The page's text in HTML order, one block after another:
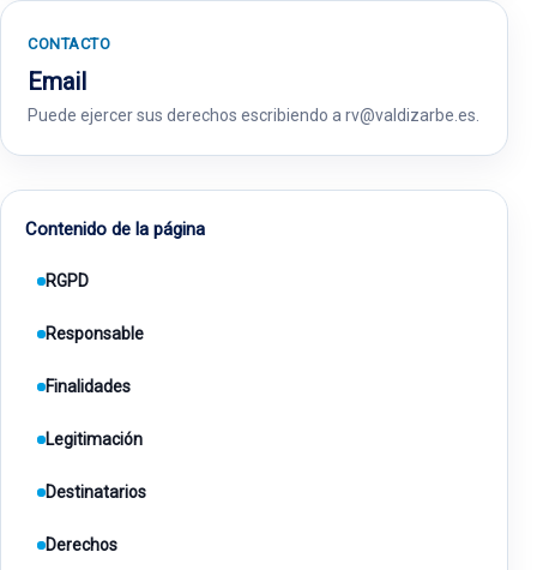
CONTACTO
Email
Puede ejercer sus derechos escribiendo a rv@valdizarbe.es.
Contenido de la página
RGPD
Responsable
Finalidades
Legitimación
Destinatarios
Derechos